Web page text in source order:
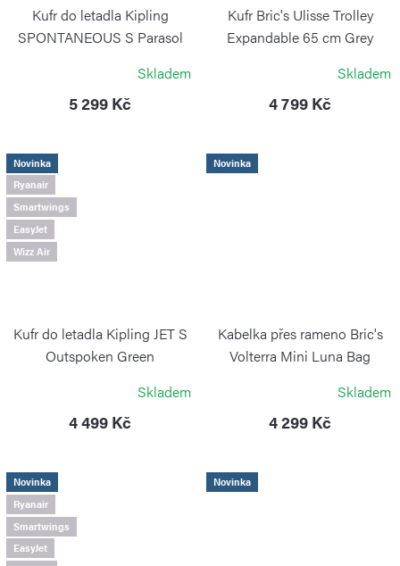
Kufr do letadla Kipling
SPONTANEOUS S Parasol
Skladem
5 299 Kč
Kufr Bric's Ulisse Trolley
Expandable 65 cm Grey
Skladem
4 799 Kč
Novinka
Ryanair
Smartwings
EasyJet
Wizz Air
Kufr do letadla Kipling JET S
Outspoken Green
Skladem
4 499 Kč
Novinka
Kabelka přes rameno Bric's
Volterra Mini Luna Bag
Skladem
4 299 Kč
Novinka
Ryanair
Smartwings
EasyJet
Novinka